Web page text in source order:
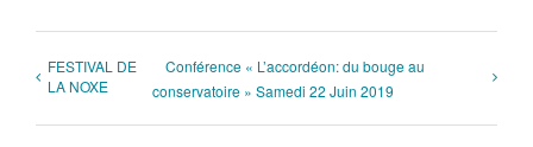
FESTIVAL DE
LA NOXE
Conférence « L’accordéon: du bouge au
conservatoire » Samedi 22 Juin 2019